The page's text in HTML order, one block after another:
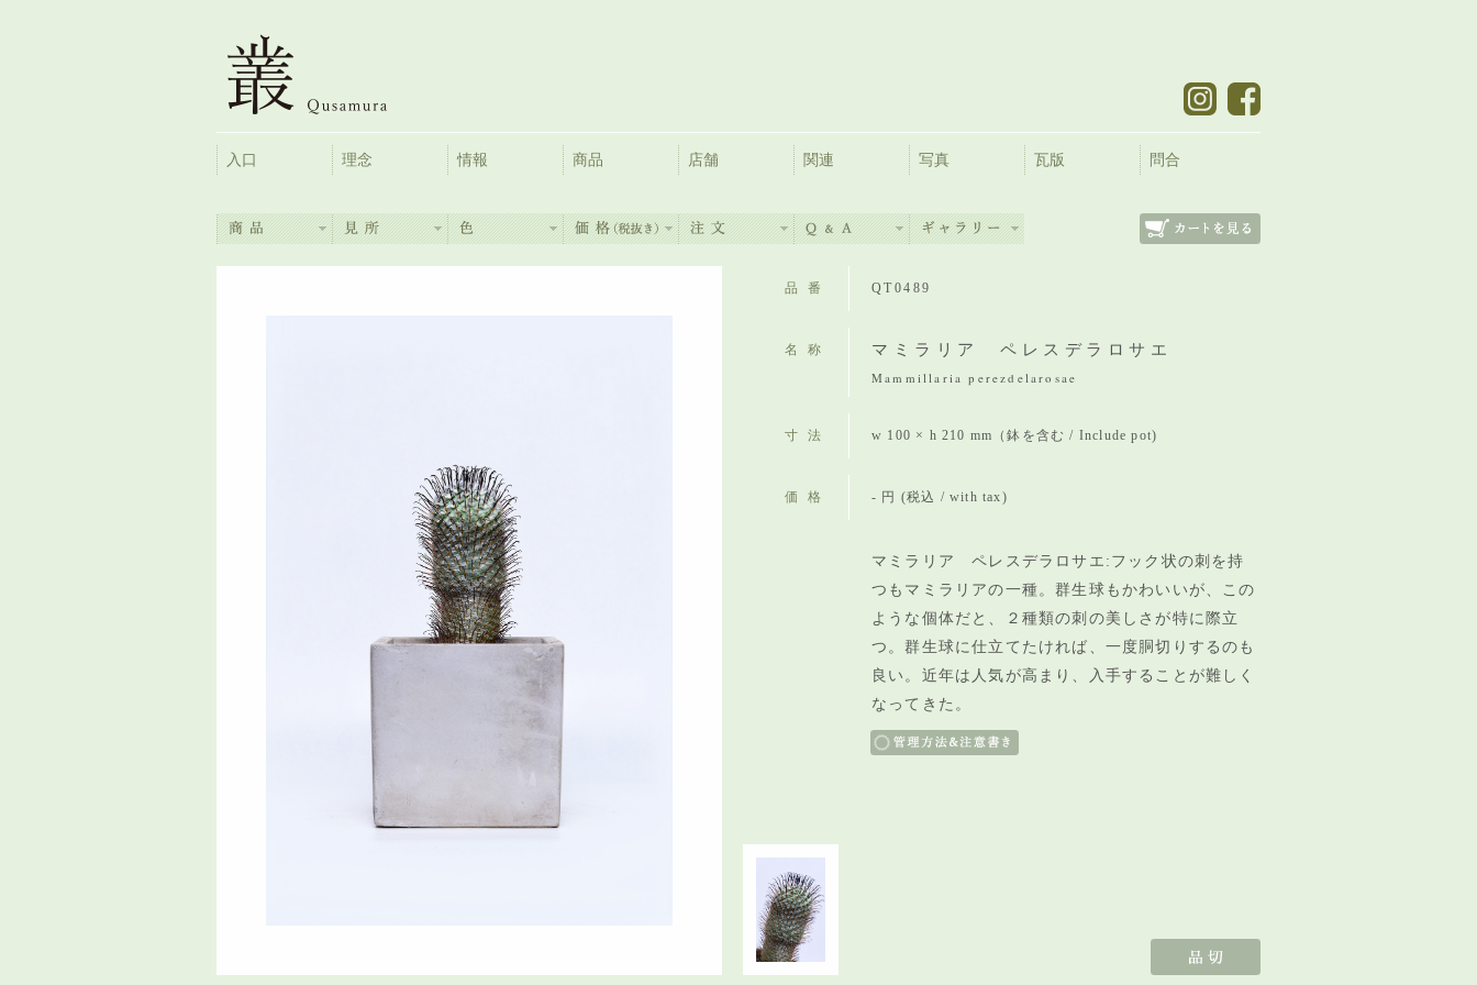
入口 理念 情報 商品 店舗 関連 写真 瓦版 問合
品番 QT0489
名称 マミラリア ペレスデラロサエ
Mammillaria perezdelarosae
寸法 w 100 × h 210 mm（鉢を含む / Include pot)
価格 - 円 (税込 / with tax)
マミラリア ペレスデラロサエ:フック状の刺を持
つもマミラリアの一種。群生球もかわいいが、この
ような個体だと、２種類の刺の美しさが特に際立
つ。群生球に仕立てたければ、一度胴切りするのも
良い。近年は人気が高まり、入手することが難しく
なってきた。